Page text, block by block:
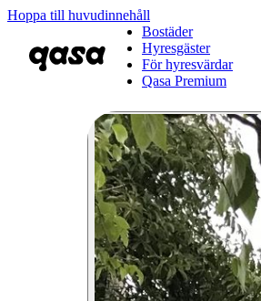
Hoppa till huvudinnehåll
Bostäder
Hyresgäster
För hyresvärdar
Qasa Premium